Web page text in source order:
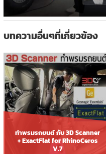
บทความอื่นๆที่เกี่ยวข้อง
ทำพรมรถยนต์ กับ 3D Scanner
+ ExactFlat for RhinoCeros
V.7